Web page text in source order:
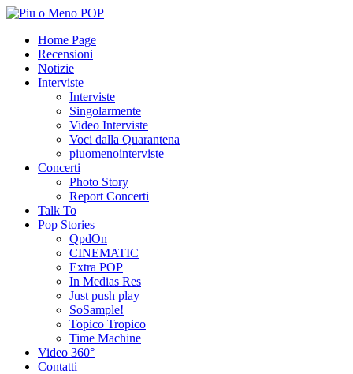
Home Page
Recensioni
Notizie
Interviste
Interviste
Singolarmente
Video Interviste
Voci dalla Quarantena
piuomenointerviste
Concerti
Photo Story
Report Concerti
Talk To
Pop Stories
QpdOn
CINEMATIC
Extra POP
In Medias Res
Just push play
SoSample!
Topico Tropico
Time Machine
Video 360°
Contatti